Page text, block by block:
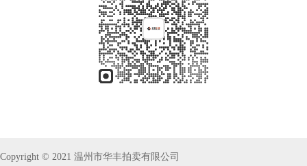
Copyright © 2021 温州市华丰拍卖有限公司